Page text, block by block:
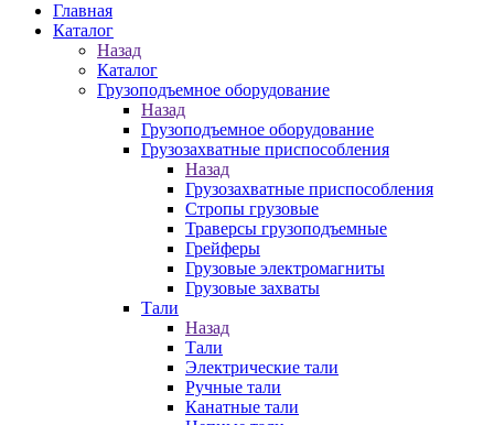
Главная
Каталог
Назад
Каталог
Грузоподъемное оборудование
Назад
Грузоподъемное оборудование
Грузозахватные приспособления
Назад
Грузозахватные приспособления
Стропы грузовые
Траверсы грузоподъемные
Грейферы
Грузовые электромагниты
Грузовые захваты
Тали
Назад
Тали
Электрические тали
Ручные тали
Канатные тали